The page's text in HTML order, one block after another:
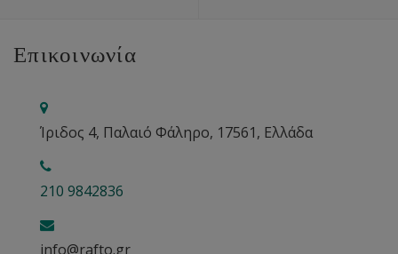
Επικοινωνία
Ίριδος 4, Παλαιό Φάληρο, 17561, Ελλάδα
210 9842836
info@rafto.gr